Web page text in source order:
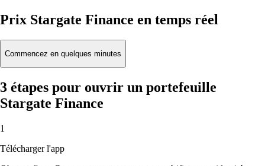
Prix Stargate Finance en temps réel
Commencez en quelques minutes
3 étapes pour ouvrir un portefeuille
Stargate Finance
1
Télécharger l'app